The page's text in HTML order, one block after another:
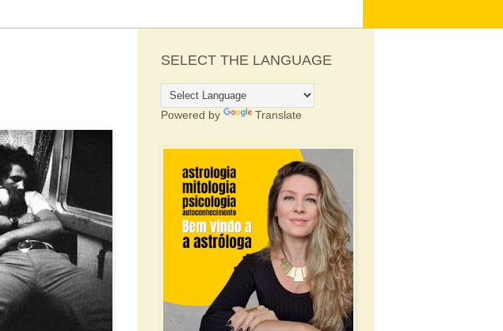
SELECT THE LANGUAGE
Powered by Translate